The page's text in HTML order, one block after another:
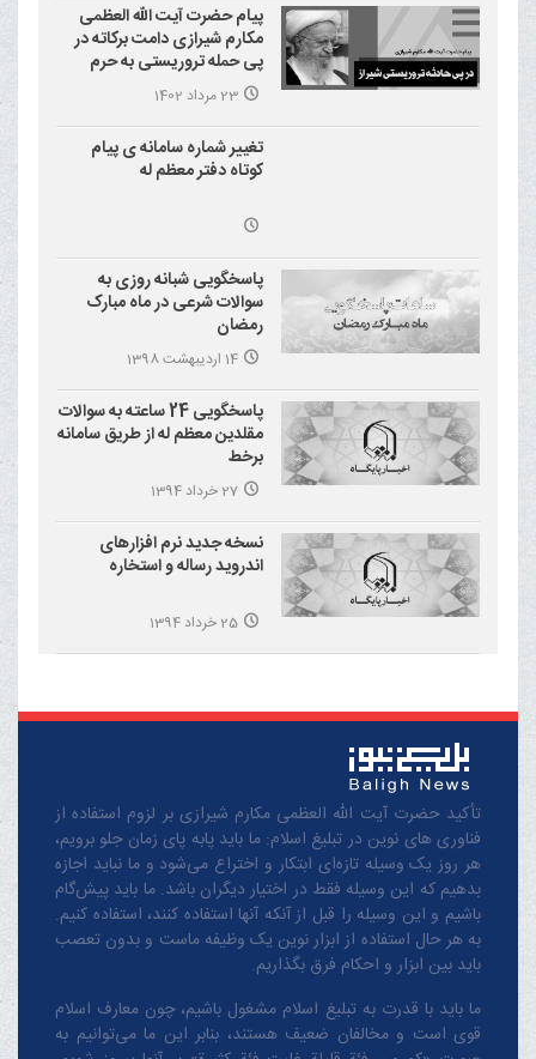
پیام حضرت آیت الله العظمی
مکارم شیرازی دامت برکاته در
پی حمله تروریستی به حرم
احمد بن موسی علیه السلام
(شاهچراغ)
23 مرداد 1402
تغییر شماره سامانه ی پیام
کوتاه دفتر معظم له
پاسخگویی شبانه روزی به
سوالات شرعی در ماه مبارک
رمضان
14 اردیبهشت 1398
پاسخگویی 24 ساعته به سوالات
مقلدین معظم له از طریق سامانه
برخط
27 خرداد 1394
نسخه جدید نرم افزارهای
اندروید رساله و استخاره
25 خرداد 1394
تأکید حضرت آیت الله العظمی مکارم شیرازی بر لزوم استفاده از
فناوری های نوین در تبلیغ اسلام: ما باید پابه پای زمان جلو برویم،
هر روز یک وسیله تازه‌ای ابتکار و اختراع می‌شود و ما نباید اجازه
بدهیم که این وسیله فقط در اختیار دیگران باشد. ما باید پیش‌گام
باشیم و این وسیله را قبل از آنکه آنها استفاده کنند، استفاده کنیم.
به هر حال استفاده از ابزار نوین یک وظیفه ماست و بدون تعصب
باید بین ابزار و احکام فرق بگذاریم.
ما باید با قدرت به تبلیغ اسلام مشغول باشیم، چون معارف اسلام
قوی است و مخالفان ضعیف هستند، بنابر این ما می‌توانیم به